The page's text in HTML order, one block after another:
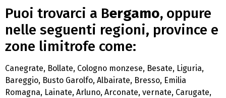
Puoi trovarci a Bergamo, oppure
nelle seguenti regioni, province e
zone limitrofe come:
Canegrate, Bollate, Cologno monzese, Besate, Liguria,
Bareggio, Busto Garolfo, Albairate, Bresso, Emilia
Romagna, Lainate, Arluno, Arconate, vernate, Carugate,